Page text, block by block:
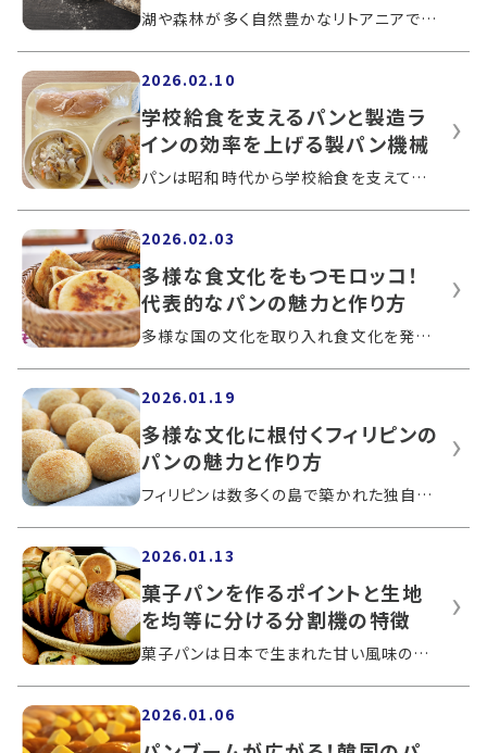
湖や森林が多く自然豊かなリトアニアでは、古くからライ麦を原料とする黒パンが主食とされてきました。天然酵母で作られる黒パンは独特の風...
2026.02.10
学校給食を支えるパンと製造ラ
インの効率を上げる製パン機械
パンは昭和時代から学校給食を支えてきた存在です。コッペパンからはじまった学校給食のパンは、今では種類が増えたり米粉を使ったりと多様...
2026.02.03
多様な食文化をもつモロッコ！
代表的なパンの魅力と作り方
多様な国の文化を取り入れ食文化を発展させてきたモロッコでは、主食としてパンが欠かせない存在です。モロッコのパンは素朴な味で料理と合...
2026.01.19
多様な文化に根付くフィリピンの
パンの魅力と作り方
フィリピンは数多くの島で築かれた独自の文化と、外国から受け継がれた文化が織り交ざる国です。多様な文化の中でフィリピン独自の発展をと...
2026.01.13
菓子パンを作るポイントと生地
を均等に分ける分割機の特徴
菓子パンは日本で生まれた甘い風味のパンです。ベーカリーやスーパーで手軽に購入でき、日本全国で広く親しまれています。この記事では、菓...
2026.01.06